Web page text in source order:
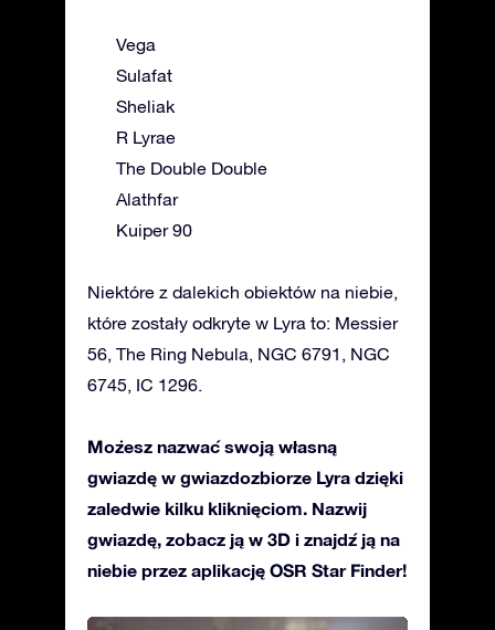
Vega
Sulafat
Sheliak
R Lyrae
The Double Double
Alathfar
Kuiper 90
Niektóre z dalekich obiektów na niebie,
które zostały odkryte w Lyra to: Messier
56, The Ring Nebula, NGC 6791, NGC
6745, IC 1296.
Możesz nazwać swoją własną
gwiazdę w gwiazdozbiorze Lyra dzięki
zaledwie kilku kliknięciom. Nazwij
gwiazdę, zobacz ją w 3D i znajdź ją na
niebie przez aplikację OSR Star Finder!